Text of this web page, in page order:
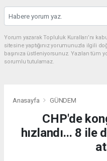
Yorum yazarak Topluluk Kuralları’nı
sitesine yaptığınız yorumunuzla ilgili
başınıza üstleniyorsunuz. Yazılan
sorumlu tutulamaz.
Anasayfa GÜNDEM
CHP'de
hızlandı... 8 ile